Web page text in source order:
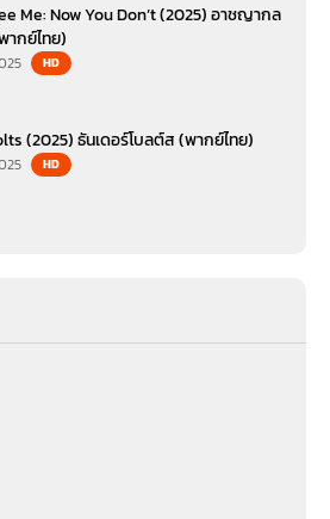
Me: Now You Don’t (2025) อาชญากล
ากย์ไทย)
HD
(2025) ธันเดอร์โบลต์ส (พากย์ไทย)
HD